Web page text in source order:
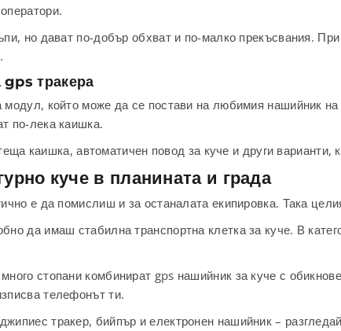
но дават по-добър обхват и по-малко прекъсвания.
тракера
който може да се постави на любимия нашийник
по-лека каишка.
каишка, автоматичен повод за куче и други варианти,
куче в планината и града
е да помислиш и за останалата екипировка. Така
да имаш стабилна транспортна клетка за куче. В
стопани комбинират gps нашийник за куче с
телефонът ти.
тракер, бийпър и електронен нашийник –